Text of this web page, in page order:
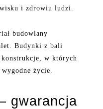
i zdrowiu ludzi.
budowlany
Budynki z bali
w których
życie.
gwarancja